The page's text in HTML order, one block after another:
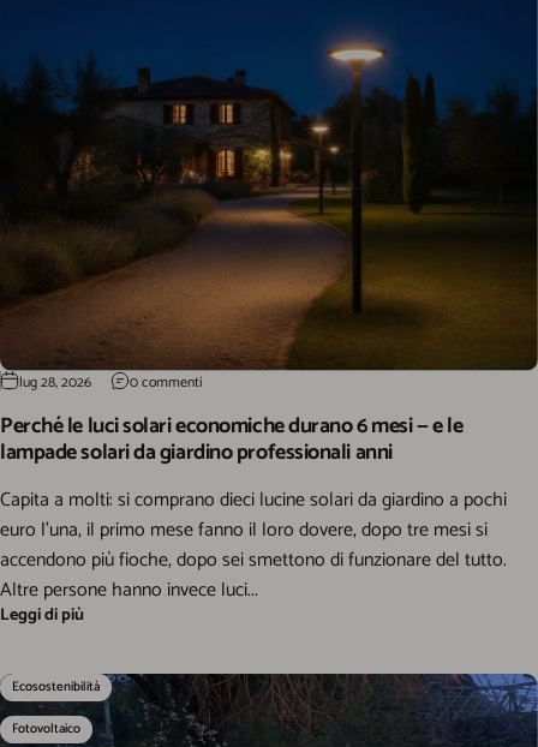
lug 28, 2026 0 commenti
Perché le luci solari economiche durano 6 mesi — e le
lampade solari da giardino professionali anni
Capita a molti: si comprano dieci lucine solari da giardino a pochi
euro l'una, il primo mese fanno il loro dovere, dopo tre mesi si
accendono più fioche, dopo sei smettono di funzionare del tutto.
Altre persone hanno invece luci...
Leggi di più
Ecosostenibilità
Fotovoltaico